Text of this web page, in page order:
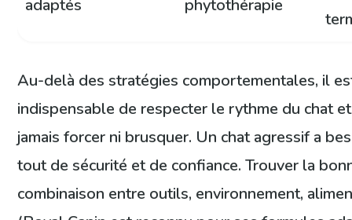
adaptés
phytothérapie
Au-delà des stratégies comportementales, il
indispensable de respecter le rythme du chat
jamais forcer ni brusquer. Un chat agressif a
tout de sécurité et de confiance. Trouver la
combinaison entre outils, environnement,